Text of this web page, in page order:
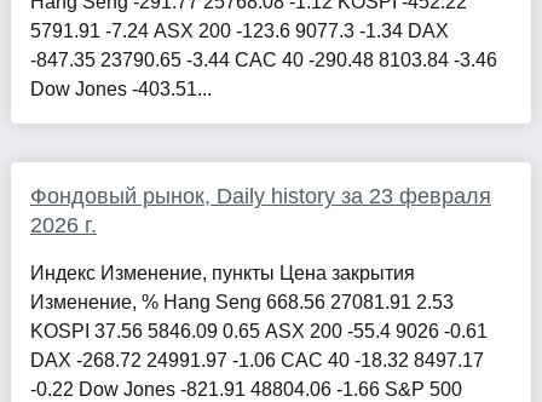
5791.91 -7.24 ASX 200 -123.6 9077.3 -1.34 DAX
-847.35 23790.65 -3.44 CAC 40 -290.48 8103.84 -3.46
Dow Jones -403.51...
Фондовый рынок, Daily history за 23 февраля
2026 г.
Индекс Изменение, пункты Цена закрытия
Изменение, % Hang Seng 668.56 27081.91 2.53
KOSPI 37.56 5846.09 0.65 ASX 200 -55.4 9026 -0.61
DAX -268.72 24991.97 -1.06 CAC 40 -18.32 8497.17
-0.22 Dow Jones -821.91 48804.06 -1.66 S&P 500